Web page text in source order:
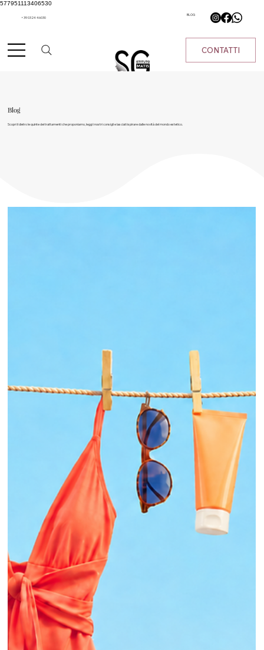
577951113406530
+39 0324 46030
BLOG
CONTATTI
Blog
Scopri il dietro le quinte dei trattamenti che proponiamo, leggi i nostri consigli e lasciati ispirare dalle novità del mondo estetico.